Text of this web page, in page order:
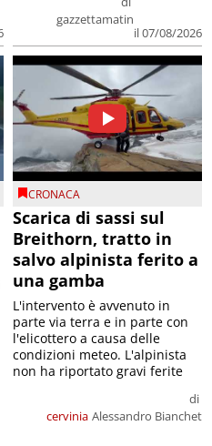
gazzettamatin
il 07/08/2026
CRONACA
Scarica di sassi sul
Breithorn, tratto in
salvo alpinista ferito a
una gamba
cervinia
di
Alessandro Bianchet
L'intervento è avvenuto in
parte via terra e in parte con
l'elicottero a causa delle
condizioni meteo. L'alpinista
non ha riportato gravi ferite